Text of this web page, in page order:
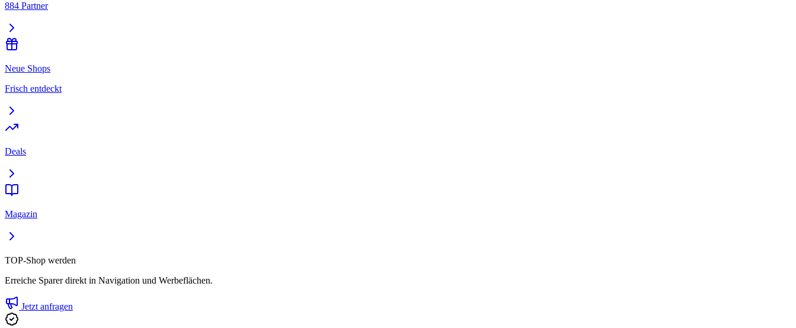
884 Partner
Neue Shops
Frisch entdeckt
Deals
Magazin
TOP-Shop werden
Erreiche Sparer direkt in Navigation und Werbeflächen.
Jetzt anfragen